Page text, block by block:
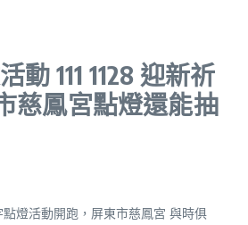
動 111 1128 迎新祈
慈鳳宮點燈還能抽
燈活動開跑，屏東市慈鳳宮 與時俱